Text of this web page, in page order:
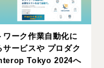
ワーク作業自動化に
サービスや プロダク
Tokyo 2024へ